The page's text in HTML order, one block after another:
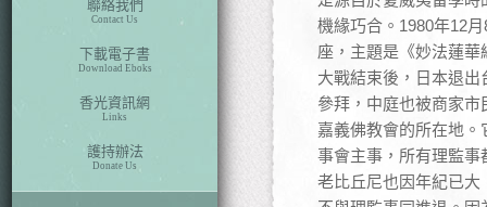
聯絡我們
Contact Us
下載電子書
Download Eboks
香光資訊網
Links
護持辦法
Donate Us
機緣巧合。1980年12
座，主題是《妙法蓮
大戰結束後，日本退
參拜，中庭也被商家
嘉義佛教會的所在地
事會主事，所有理監事
老比丘尼也因年紀已